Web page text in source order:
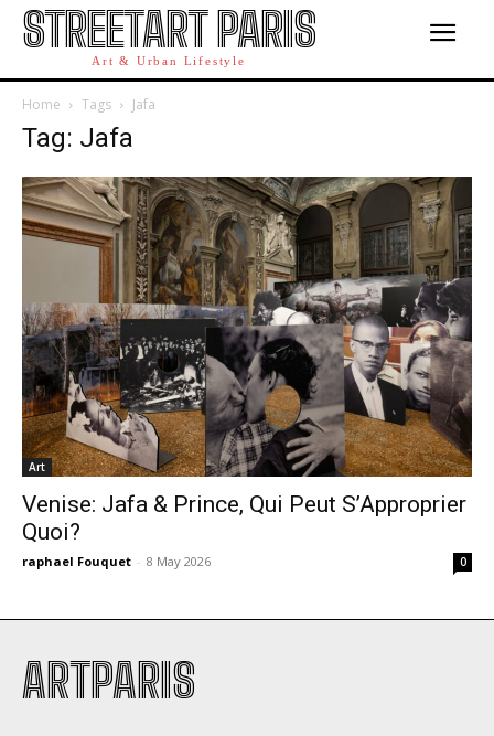
STREETART PARIS
Art & Urban Lifestyle
Home Tags Jafa
Tag: Jafa
Art
Venise: Jafa & Prince, Qui Peut S’Approprier
Quoi?
raphael Fouquet - 8 May 2026 0
ARTPARIS